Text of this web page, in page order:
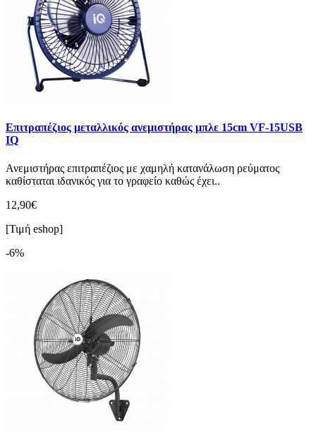
Επιτραπέζιος μεταλλικός ανεμιστήρας μπλε 15cm VF-15USB
IQ
Ανεμιστήρας επιτραπέζιος με χαμηλή κατανάλωση ρεύματος
καθίσταται ιδανικός για το γραφείο καθώς έχει..
12,90€
[Τιμή eshop]
-6%